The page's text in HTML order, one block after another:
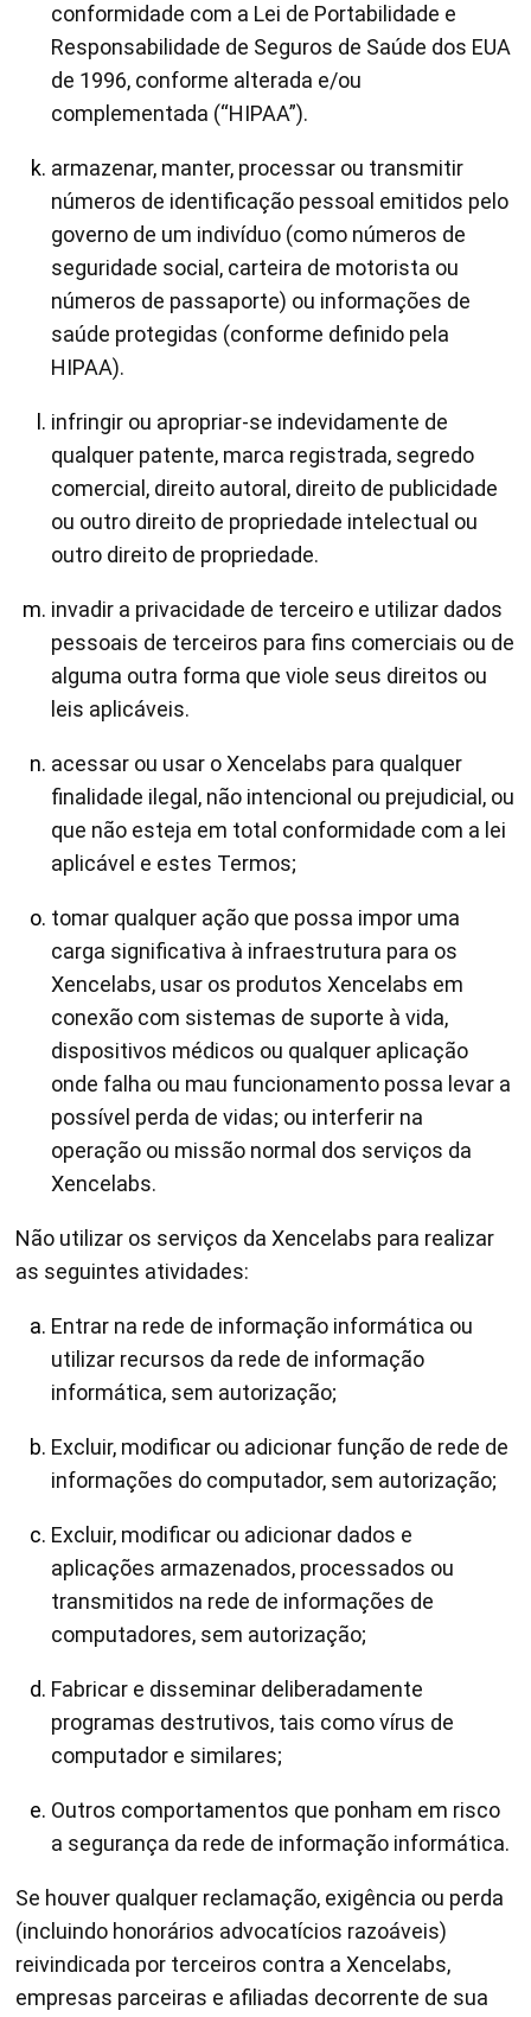
conformidade com a Lei de Portabilidade e
Responsabilidade de Seguros de Saúde dos EUA
de 1996, conforme alterada e/ou
complementada (“HIPAA”).
armazenar, manter, processar ou transmitir
números de identificação pessoal emitidos pelo
governo de um indivíduo (como números de
seguridade social, carteira de motorista ou
números de passaporte) ou informações de
saúde protegidas (conforme definido pela
HIPAA).
infringir ou apropriar-se indevidamente de
qualquer patente, marca registrada, segredo
comercial, direito autoral, direito de publicidade
ou outro direito de propriedade intelectual ou
outro direito de propriedade.
invadir a privacidade de terceiro e utilizar dados
pessoais de terceiros para fins comerciais ou de
alguma outra forma que viole seus direitos ou
leis aplicáveis.
acessar ou usar o Xencelabs para qualquer
finalidade ilegal, não intencional ou prejudicial, ou
que não esteja em total conformidade com a lei
aplicável e estes Termos;
tomar qualquer ação que possa impor uma
carga significativa à infraestrutura para os
Xencelabs, usar os produtos Xencelabs em
conexão com sistemas de suporte à vida,
dispositivos médicos ou qualquer aplicação
onde falha ou mau funcionamento possa levar a
possível perda de vidas; ou interferir na
operação ou missão normal dos serviços da
Xencelabs.
Não utilizar os serviços da Xencelabs para realizar
as seguintes atividades:
Entrar na rede de informação informática ou
utilizar recursos da rede de informação
informática, sem autorização;
Excluir, modificar ou adicionar função de rede de
informações do computador, sem autorização;
Excluir, modificar ou adicionar dados e
aplicações armazenados, processados ou
transmitidos na rede de informações de
computadores, sem autorização;
Fabricar e disseminar deliberadamente
programas destrutivos, tais como vírus de
computador e similares;
Outros comportamentos que ponham em risco
a segurança da rede de informação informática.
Se houver qualquer reclamação, exigência ou perda
(incluindo honorários advocatícios razoáveis)
reivindicada por terceiros contra a Xencelabs,
empresas parceiras e afiliadas decorrente de sua